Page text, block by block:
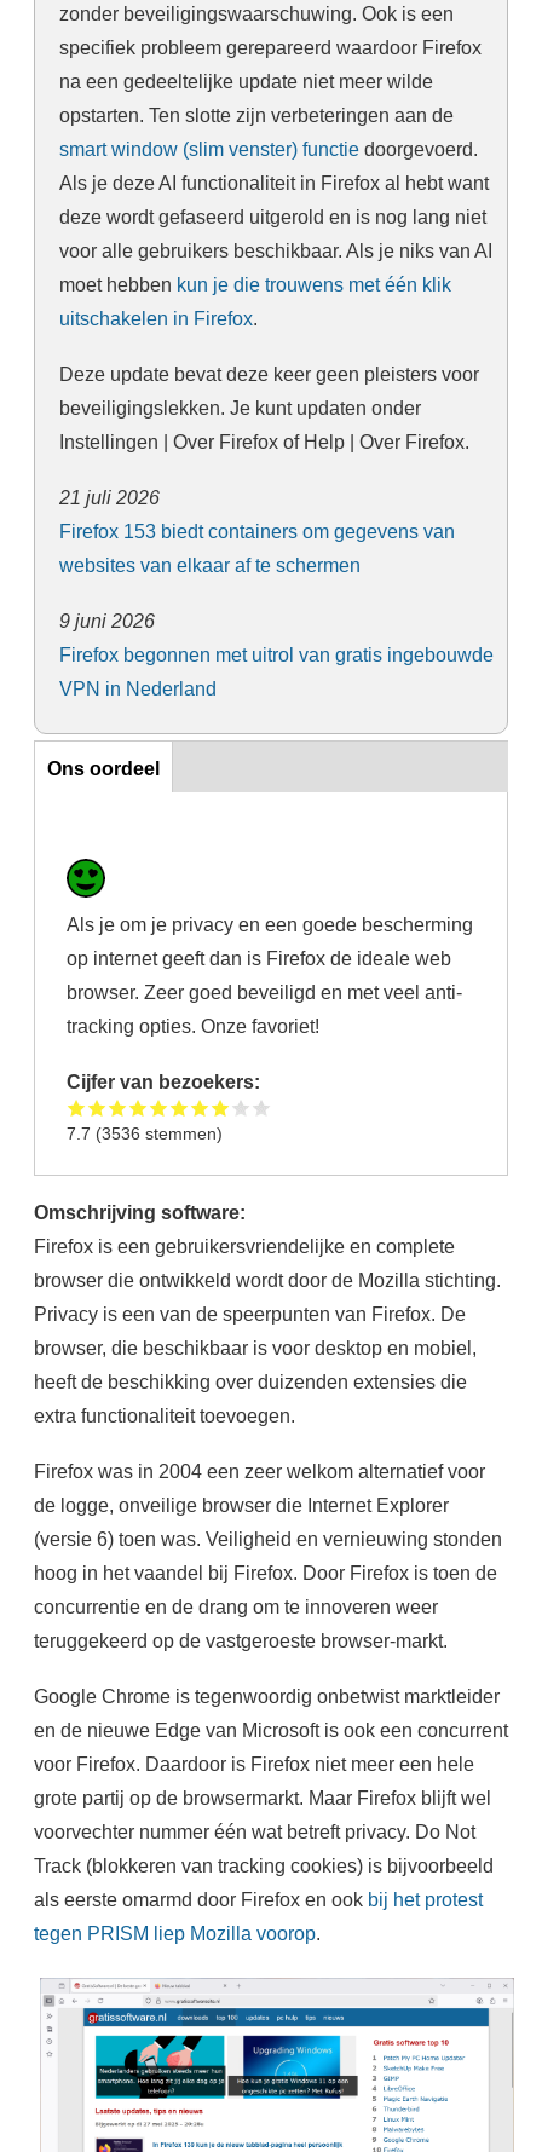
zonder beveiligingswaarschuwing. Ook is een
specifiek probleem gerepareerd waardoor Firefox
na een gedeeltelijke update niet meer wilde
opstarten. Ten slotte zijn verbeteringen aan de
smart window (slim venster) functiedoorgevoerd.
Als je deze AI functionaliteit in Firefox al hebt want
deze wordt gefaseerd uitgerold en is nog lang niet
voor alle gebruikers beschikbaar. Als je niks van AI
moet hebben kun je die trouwens met één klik
uitschakelen in Firefox.
Deze update bevat deze keer geen pleisters voor
beveiligingslekken. Je kunt updaten onder
Instellingen | Over Firefox of Help | Over Firefox.
21 juli 2026
Firefox 153 biedt containers om gegevens van
websites van elkaar af te schermen
9 juni 2026
Firefox begonnen met uitrol van gratis ingebouwde
VPN in Nederland
Ons oordeel
Ons oordeel
Als je om je privacy en een goede bescherming
op internet geeft dan is Firefox de ideale web
browser. Zeer goed beveiligd en met veel anti-
tracking opties. Onze favoriet!
Cijfer van bezoekers:
7.7 (3536 stemmen)
Omschrijving software:
Firefox is een gebruikersvriendelijke en complete
browser die ontwikkeld wordt door de Mozilla stichting.
Privacy is een van de speerpunten van Firefox. De
browser, die beschikbaar is voor desktop en mobiel,
heeft de beschikking over duizenden extensies die
extra functionaliteit toevoegen.
Firefox was in 2004 een zeer welkom alternatief voor
de logge, onveilige browser die Internet Explorer
(versie 6) toen was. Veiligheid en vernieuwing stonden
hoog in het vaandel bij Firefox. Door Firefox is toen de
concurrentie en de drang om te innoveren weer
teruggekeerd op de vastgeroeste browser-markt.
Google Chrome is tegenwoordig onbetwist marktleider
en de nieuwe Edge van Microsoft is ook een concurrent
voor Firefox. Daardoor is Firefox niet meer een hele
grote partij op de browsermarkt. Maar Firefox blijft wel
voorvechter nummer één wat betreft privacy. Do Not
Track (blokkeren van tracking cookies) is bijvoorbeeld
als eerste omarmd door Firefox en ook bij het protest
tegen PRISM liep Mozilla voorop.